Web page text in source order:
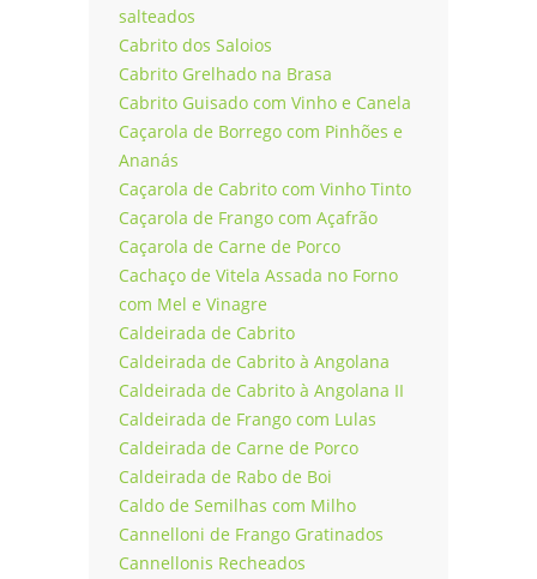
salteados
Cabrito dos Saloios
Cabrito Grelhado na Brasa
Cabrito Guisado com Vinho e Canela
Caçarola de Borrego com Pinhões e
Ananás
Caçarola de Cabrito com Vinho Tinto
Caçarola de Frango com Açafrão
Caçarola de Carne de Porco
Cachaço de Vitela Assada no Forno
com Mel e Vinagre
Caldeirada de Cabrito
Caldeirada de Cabrito à Angolana
Caldeirada de Cabrito à Angolana II
Caldeirada de Frango com Lulas
Caldeirada de Carne de Porco
Caldeirada de Rabo de Boi
Caldo de Semilhas com Milho
Cannelloni de Frango Gratinados
Cannellonis Recheados